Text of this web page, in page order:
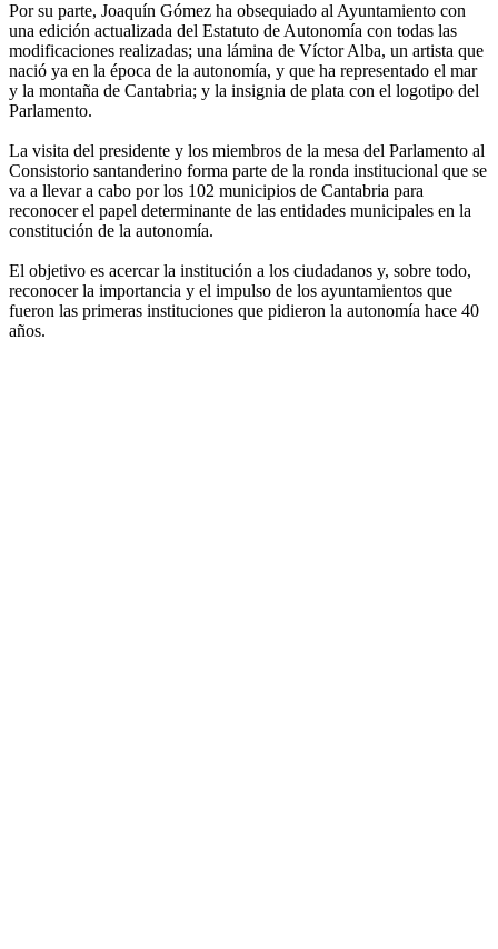
Por su parte, Joaquín Gómez ha obsequiado al Ayuntamiento con
una edición actualizada del Estatuto de Autonomía con todas las
modificaciones realizadas; una lámina de Víctor Alba, un artista que
nació ya en la época de la autonomía, y que ha representado el mar
y la montaña de Cantabria; y la insignia de plata con el logotipo del
Parlamento.
La visita del presidente y los miembros de la mesa del Parlamento al
Consistorio santanderino forma parte de la ronda institucional que se
va a llevar a cabo por los 102 municipios de Cantabria para
reconocer el papel determinante de las entidades municipales en la
constitución de la autonomía.
El objetivo es acercar la institución a los ciudadanos y, sobre todo,
reconocer la importancia y el impulso de los ayuntamientos que
fueron las primeras instituciones que pidieron la autonomía hace 40
años.